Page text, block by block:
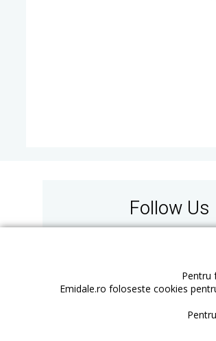
Pentru
Emidale.ro foloseste cookies
Follow Us
Cum cumperi